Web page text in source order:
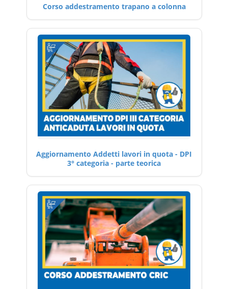
Corso addestramento trapano a colonna
Aggiornamento Addetti lavori in quota - DPI
3° categoria - parte teorica